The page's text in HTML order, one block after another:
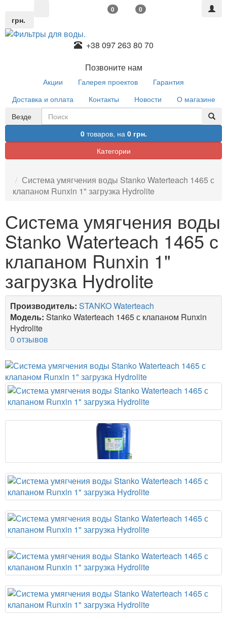
грн.
0 0
+38 097 263 80 70
Позвоните нам
Акции Галерея проектов
Гарантия
Доставка и оплата
Контакты Новости
О магазине
Везде
0товаров, на 0 грн.
Категории
Система умягчения воды Stanko Waterteach 1465 с
клапаном Runxin 1" загрузка Hydrolite
Система умягчения воды
Stanko Waterteach 1465 с
клапаном Runxin 1"
загрузка Hydrolite
Производитель: STANKO Waterteach
Модель: Stanko Waterteach 1465 с клапаном Runxin
Hydrolite
0 отзывов